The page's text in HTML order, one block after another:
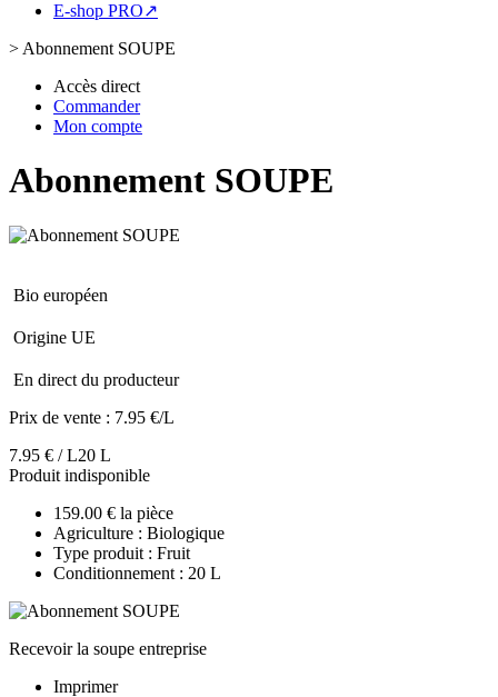
E-shop PRO↗
> Abonnement SOUPE
Accès direct
Commander
Mon compte
Abonnement SOUPE
Bio européen
Origine UE
En direct du producteur
Prix de vente : 7.95 €/L
7.95 € / L20 L
Produit indisponible
159.00 € la pièce
Agriculture : Biologique
Type produit : Fruit
Conditionnement : 20 L
Recevoir la soupe entreprise
Imprimer